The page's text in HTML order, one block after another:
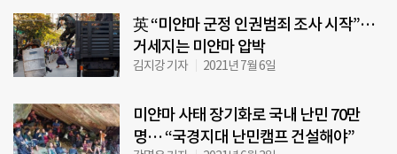
英 “미얀마 군정 인권범죄 조사 시작”…
거세지는 미얀마 압박
김지강 기자 2021년 7월 6일
미얀마 사태 장기화로 국내 난민 70만
명… “국경지대 난민캠프 건설해야”